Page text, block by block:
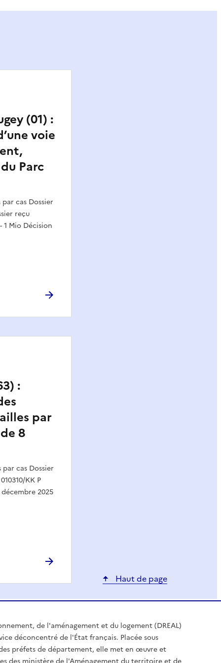
(01) :
voie
Parc
par cas Dossier
reçu
1 Mio Décision
:
par
8
cas Dossier
KK P
2025
Haut de page
de l'aménagement et du logement (DREAL)
déconcentré de l'État français. Placée sous
préfets de département, elle met en œuvre et